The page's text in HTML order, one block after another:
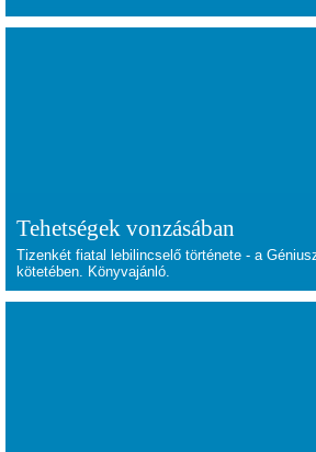
Tehetségek vonzásában
Tizenkét fiatal lebilincselő története - a
kötetében. Könyvajánló.